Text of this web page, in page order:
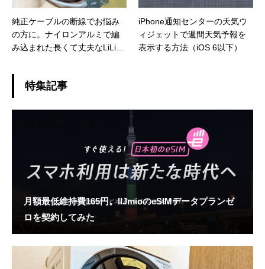
純正ケーブルの断線でお悩み
の方に。ナイロンアルミで編
み込まれた長くて丈夫なLiLiE
iPhone通知センターの天気ウ
ィジェットで週間天気予報を
表示する方法（iOS 6以下）
特集記事
月額最低維持費165円。IIJmioのeSIMデータプランゼ
ロを契約してみた